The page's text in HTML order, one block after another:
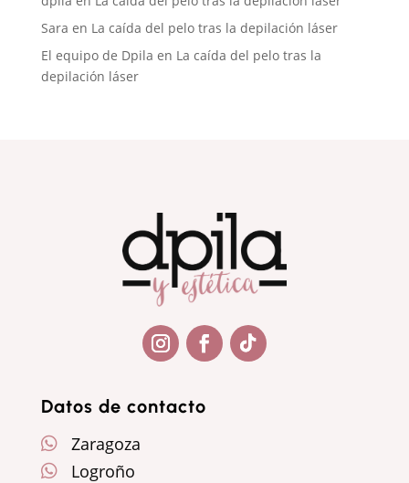
Sara en La caída del pelo tras la depilación láser
El equipo de Dpila en La caída del pelo tras la
depilación láser
Datos de contacto
 Zaragoza
 Logroño